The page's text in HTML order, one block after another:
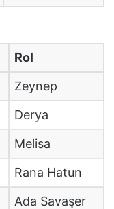
Rol
Zeynep
Derya
Melisa
Rana Hatun
Ada Savaşer